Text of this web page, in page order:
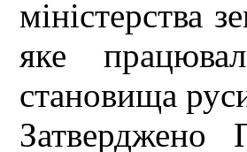
міністерства
яке
становища